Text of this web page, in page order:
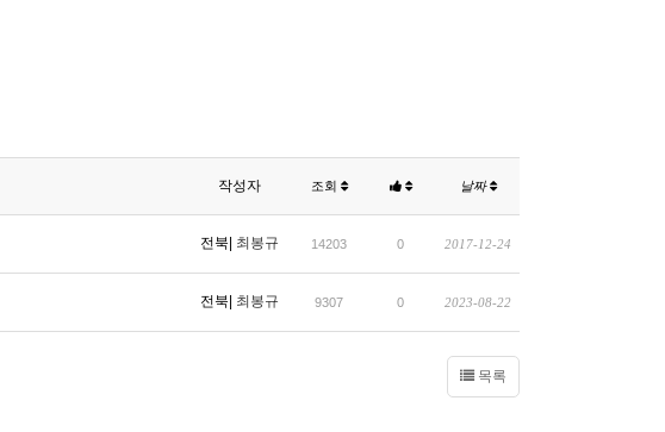
작성자 조회 날짜
전북| 최봉규 14203 0 2017-12-24
전북| 최봉규 9307 0 2023-08-22
목록